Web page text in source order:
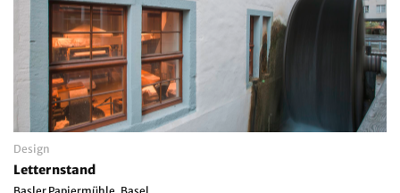
Design
Letternstand